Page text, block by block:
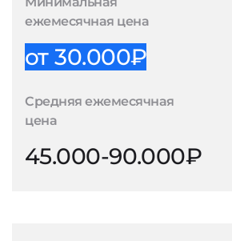
ежемесячная цена
от 30.000₽
Средняя ежемесячная
цена
45.000-90.000₽